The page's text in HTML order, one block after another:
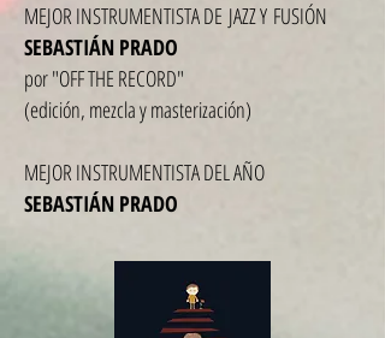
MEJOR INSTRUMENTISTA DE JAZZ Y FUSIÓN
SEBASTIÁN PRADO
por "OFF THE RECORD"
(edición, mezcla y masterización)
MEJOR INSTRUMENTISTA DEL AÑO
SEBASTIÁN PRADO